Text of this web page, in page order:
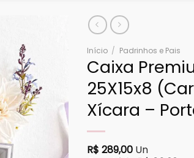
Início / Padrinhos e Pais
Caixa
25X15x8
Xícara –
R$ 289,00Un